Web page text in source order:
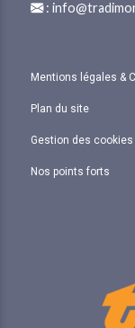
:
Mentions légales &
Plan du site
Gestion des cookies
Nos points forts